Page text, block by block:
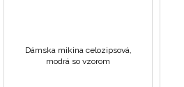
Dámska mikina celozipsová,
modrá so vzorom